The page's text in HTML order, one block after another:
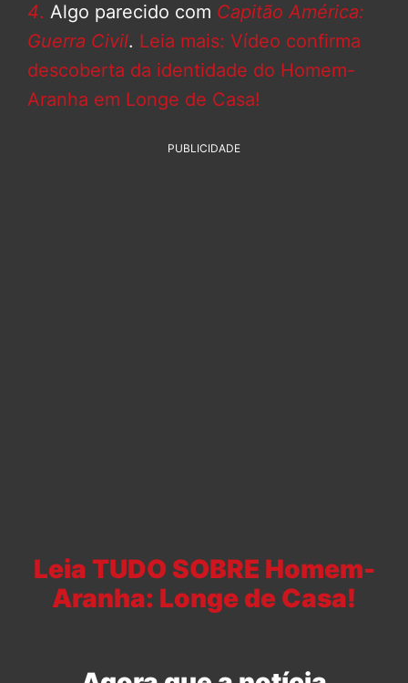
4. Algo parecido com Capitão América:
Guerra Civil. Leia mais: Vídeo confirma
descoberta da identidade do Homem-
Aranha em Longe de Casa!
PUBLICIDADE
Leia TUDO SOBRE Homem-
Aranha: Longe de Casa!